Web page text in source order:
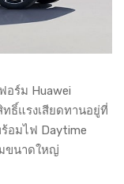
ร์ม Huawei
ทธิ์แรงเสียดทานอยู่ที่
อมไฟ Daytime
ขนาดใหญ่